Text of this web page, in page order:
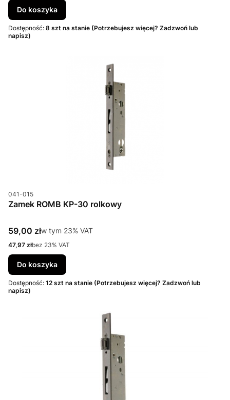
Do koszyka
Dostępność: 8 szt na stanie (Potrzebujesz więcej? Zadzwoń lub
napisz)
Kod produktu
041-015
Zamek ROMB KP-30 rolkowy
Cena brutto
59,00 złw tym %s VAT
w tym 23% VAT
Cena netto
47,97 złbez 23% VAT
Do koszyka
Dostępność: 12 szt na stanie (Potrzebujesz więcej? Zadzwoń lub
napisz)